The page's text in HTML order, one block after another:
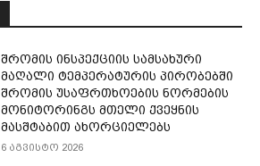
შრომის ინსპექციის სამსახური
მაღალი ტემპერატურის პირობებში
შრომის უსაფრთხოების ნორმების
მონიტორინგს მთელი ქვეყნის
მასშტაბით ახორციელებს
6 აგვისტო 2026